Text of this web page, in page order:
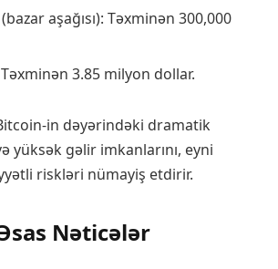
aşağısı): Təxminən 300,000
3.85 milyon dollar.
in dəyərindəki dramatik
yüksək gəlir imkanlarını, eyni
riskləri nümayiş etdirir.
Nəticələr